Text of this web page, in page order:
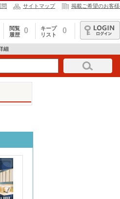
問 サイトマップ 掲載ご希望のお客
閲覧
履歴
0
キープ
リスト
0
ログイン
細